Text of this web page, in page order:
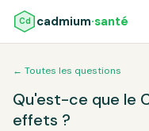
Cd cadmium·santé
← Toutes les questions
Qu'est-ce que le
effets ?